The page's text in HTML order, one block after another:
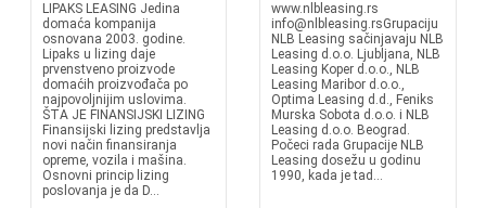
LIPAKS LEASING Jedina
domaća kompanija
osnovana 2003. godine.
Lipaks u lizing daje
prvenstveno proizvode
domaćih proizvođača po
najpovoljnijim uslovima.
ŠTA JE FINANSIJSKI LIZING
Finansijski lizing predstavlja
novi način finansiranja
opreme, vozila i mašina.
Osnovni princip lizing
poslovanja je da D...
www.nlbleasing.rs
info@nlbleasing.rsGrupaciju
NLB Leasing sačinjavaju NLB
Leasing d.o.o. Ljubljana, NLB
Leasing Koper d.o.o., NLB
Leasing Maribor d.o.o.,
Optima Leasing d.d., Feniks
Murska Sobota d.o.o. i NLB
Leasing d.o.o. Beograd.
Počeci rada Grupacije NLB
Leasing dosežu u godinu
1990, kada je tad...